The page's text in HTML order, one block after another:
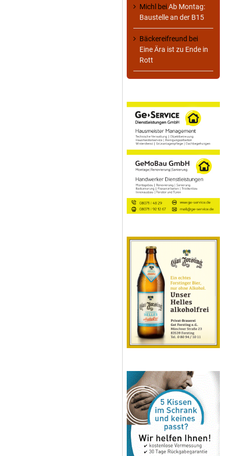
Michl beiAb Montag:
Baustelle an der B15
Bäckereifreund bei
Eine Ära ist zu Ende in
Rott